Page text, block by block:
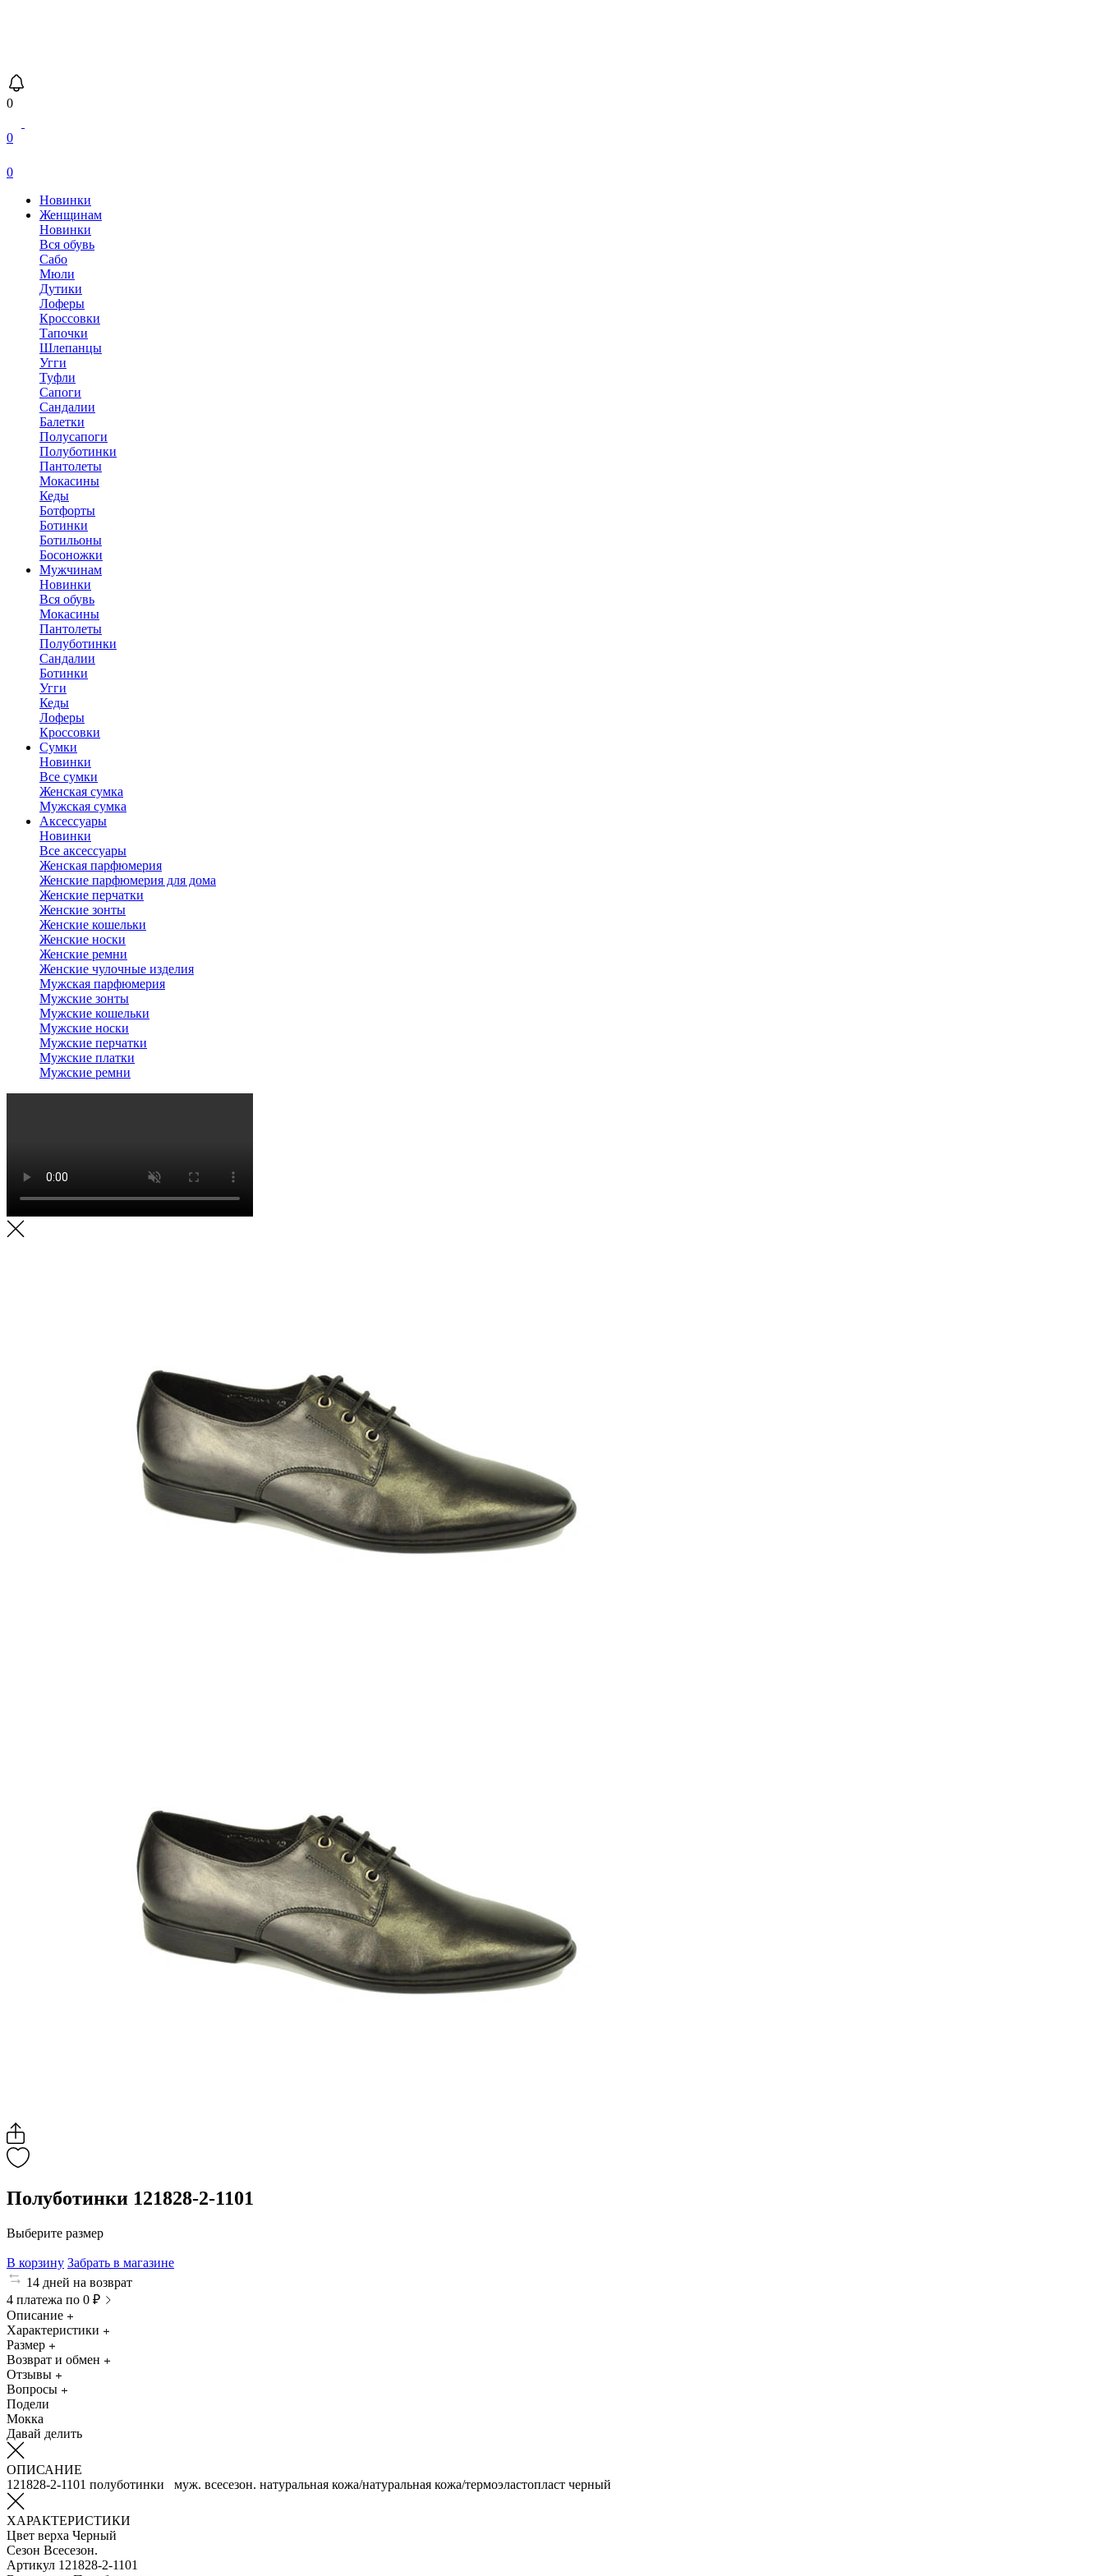
0
0
0
Новинки
Женщинам
Новинки
Вся обувь
Сабо
Мюли
Дутики
Лоферы
Кроссовки
Тапочки
Шлепанцы
Угги
Туфли
Сапоги
Сандалии
Балетки
Полусапоги
Полуботинки
Пантолеты
Мокасины
Кеды
Ботфорты
Ботинки
Ботильоны
Босоножки
Мужчинам
Новинки
Вся обувь
Мокасины
Пантолеты
Полуботинки
Сандалии
Ботинки
Угги
Кеды
Лоферы
Кроссовки
Сумки
Новинки
Все сумки
Женская сумка
Мужская сумка
Аксессуары
Новинки
Все аксессуары
Женская парфюмерия
Женские парфюмерия для дома
Женские перчатки
Женские зонты
Женские кошельки
Женские носки
Женские ремни
Женские чулочные изделия
Мужская парфюмерия
Мужские зонты
Мужские кошельки
Мужские носки
Мужские перчатки
Мужские платки
Мужские ремни
Полуботинки 121828-2-1101
Выберите размер
В корзину Забрать в магазине
14 дней на возврат
4 платежа по 0 ₽
Описание
Характеристики
Размер
Возврат и обмен
Отзывы
Вопросы
Подели
Мокка
Давай делить
ОПИСАНИЕ
121828-2-1101 полуботинки муж. всесезон. натуральная кожа/натуральная кожа/термоэластопласт черный
ХАРАКТЕРИСТИКИ
Цвет верха Черный
Сезон Всесезон.
Артикул 121828-2-1101